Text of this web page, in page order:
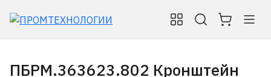
ПБРМ.363623.802 Кронштейн